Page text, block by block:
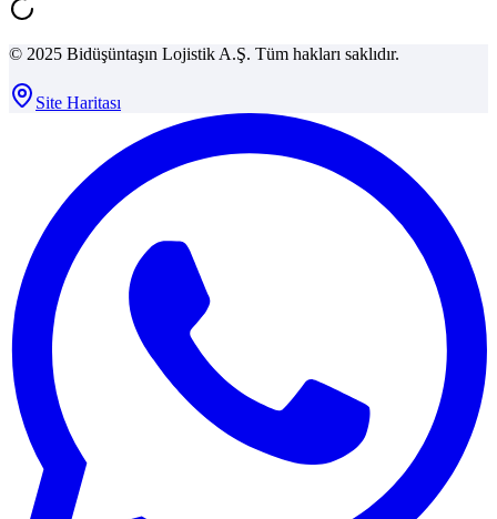
© 2025 Bidüşüntaşın Lojistik A.Ş. Tüm hakları saklıdır.
Site Haritası